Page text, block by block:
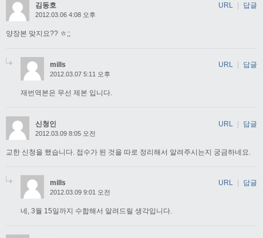
김동호
2012.03.06 4:08 오후
양장본 맞지요?? ㅎ;;
URL 답글
mills
2012.03.07 5:11 오후
재번역본은 무선 제본 입니다.
URL 답글
신청인
2012.03.09 8:05 오전
교한 신청을 했습니다. 접수가 된 것을 따로 정리해서 알려주시는지 궁금하네요.
URL | 답글
mills
2012.03.09 9:01 오전
네, 3월 15일까지 수합해서 알려드릴 생각입니다.
URL 답글